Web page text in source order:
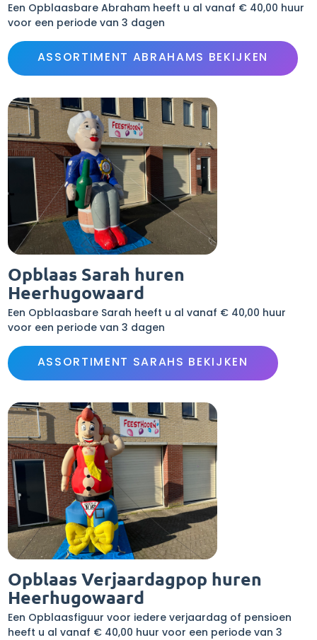
Een Opblaasbare Abraham heeft u al vanaf € 40,00 huur
voor een periode van 3 dagen
ASSORTIMENT ABRAHAMS BEKIJKEN
Opblaas Sarah huren
Heerhugowaard
Een Opblaasbare Sarah heeft u al vanaf € 40,00 huur
voor een periode van 3 dagen
ASSORTIMENT SARAHS BEKIJKEN
Opblaas Verjaardagpop huren
Heerhugowaard
Een Opblaasfiguur voor iedere verjaardag of pensioen
heeft u al vanaf € 40,00 huur voor een periode van 3